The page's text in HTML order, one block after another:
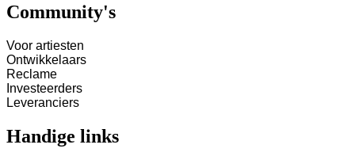
Community's
Voor artiesten
Ontwikkelaars
Reclame
Investeerders
Leveranciers
Handige links